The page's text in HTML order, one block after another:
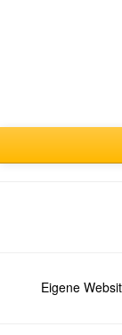
Eigene